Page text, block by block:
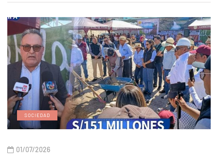
SOCIEDAD
01/07/2026